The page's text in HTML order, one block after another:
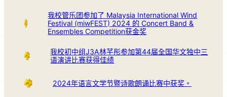
我校管乐团参加了 Malaysia International Wind
Festival (miwFEST) 2024 的 Concert Band &
Ensembles Competition获金奖
我校初中组J3A林芊彤参加第44届全国华文独中三
语演讲比赛获得佳绩
2024年语言文学节暨诗歌朗诵比赛中获奖。